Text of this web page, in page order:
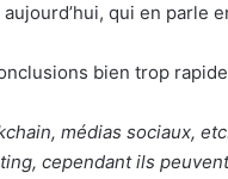
qui en parle
bien trop
médias sociaux,
cependant ils